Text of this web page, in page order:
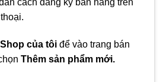
cách đăng ký bán hàng trên
Shop của tôi để vào trang bán
Thêm sản phẩm mới.